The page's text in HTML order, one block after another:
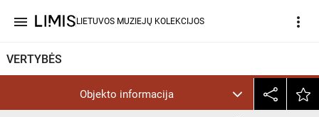
menu LIETUVOS MUZIEJŲ KOLEKCIJOS more_vert
VERTYBĖS
Objekto informacija